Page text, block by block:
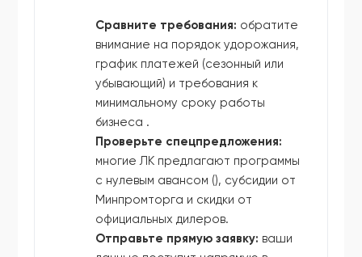
Сравните требования: обратите
внимание на порядок удорожания,
график платежей (сезонный или
убывающий) и требования к
минимальному сроку работы
бизнеса .
Проверьте спецпредложения:
многие ЛК предлагают программы
с нулевым авансом (), субсидии от
Минпромторга и скидки от
официальных дилеров.
Отправьте прямую заявку: ваши